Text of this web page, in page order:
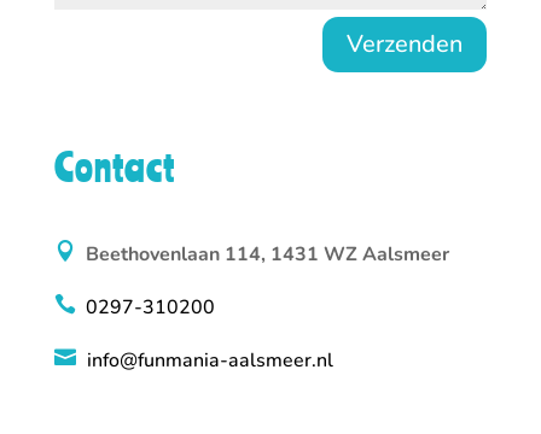
Verzenden
Contact
 Beethovenlaan 114, 1431 WZ Aalsmeer
 0297-310200
 info@funmania-aalsmeer.nl